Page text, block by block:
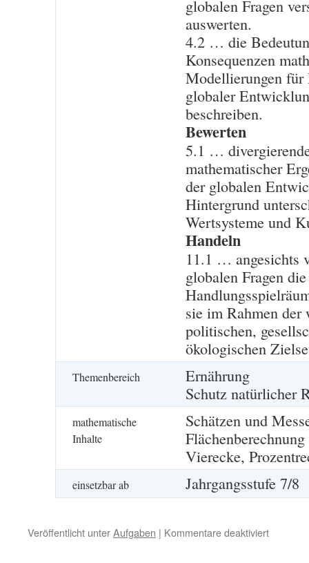
globalen Fragen
auswerten.
4.2 … die
Konsequenzen
Modellierungen für
globaler
beschreiben.
Bewerten
5.1 …
mathematischer
der globalen
Hintergrund
Wertsysteme und
Handeln
11.1 … angesichts
globalen Fragen
sie im Rahmen
politischen,
ökologischen
Themenbereich
Ernährung
Schutz natürlicher
mathematische
Inhalte
Schätzen und
Vierecke,
einsetzbar ab Jahrgangsstufe 7/8
Veröffentlicht unterAufgaben | Kommentare deaktiviertfür